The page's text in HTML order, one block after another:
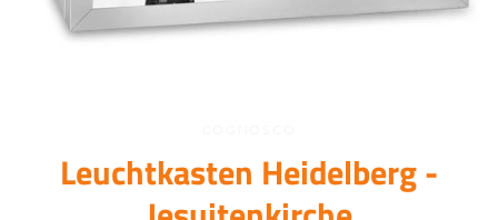
Leuchtkasten Heidelberg -